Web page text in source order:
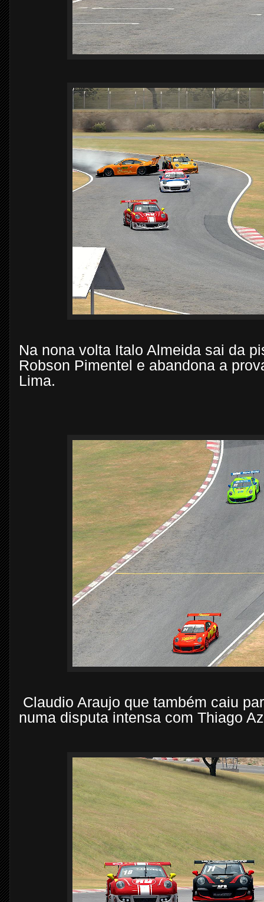
Na nona volta Italo Almeida sai da
Robson Pimentel e abandona a
Lima.
Claudio Araujo que também caiu
numa disputa intensa com Thiago